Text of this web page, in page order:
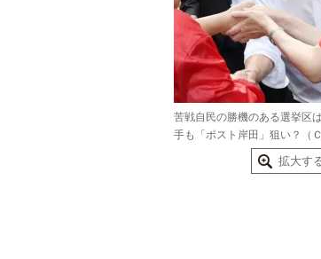
苦戦自民の勝機のある選挙区
手も「ポスト岸田」狙い？（
拡大す